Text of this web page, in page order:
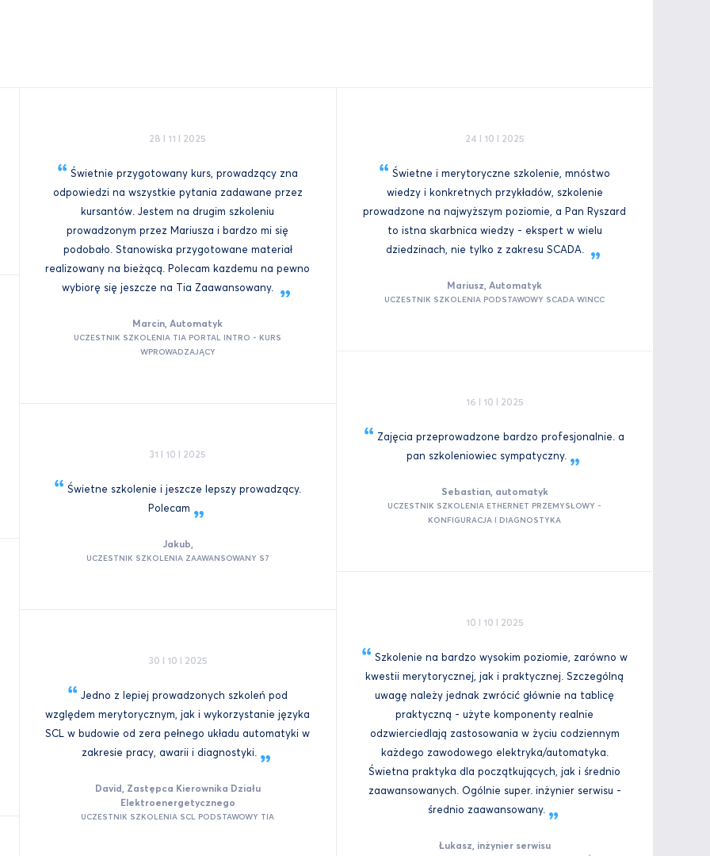
28 I 11 I 2025
Świetnie przygotowany kurs, prowadzący zna
odpowiedzi na wszystkie pytania zadawane przez
kursantów. Jestem na drugim szkoleniu
prowadzonym przez Mariusza i bardzo mi się
podobało. Stanowiska przygotowane materiał
realizowany na bieżącą. Polecam kazdemu na pewno
wybiorę się jeszcze na Tia Zaawansowany.
Marcin, Automatyk
UCZESTNIK SZKOLENIA TIA PORTAL INTRO - KURS
WPROWADZAJĄCY
31 I 10 I 2025
Świetne szkolenie i jeszcze lepszy prowadzący.
Polecam
Jakub,
UCZESTNIK SZKOLENIA ZAAWANSOWANY S7
30 I 10 I 2025
Jedno z lepiej prowadzonych szkoleń pod
względem merytorycznym, jak i wykorzystanie języka
SCL w budowie od zera pełnego układu automatyki w
zakresie pracy, awarii i diagnostyki.
David, Zastępca Kierownika Działu
Elektroenergetycznego
UCZESTNIK SZKOLENIA SCL PODSTAWOWY TIA
24 I 10 I 2025
Świetne i merytoryczne szkolenie, mnóstwo
wiedzy i konkretnych przykładów, szkolenie
prowadzone na najwyższym poziomie, a Pan Ryszard
to istna skarbnica wiedzy - ekspert w wielu
dziedzinach, nie tylko z zakresu SCADA.
Mariusz, Automatyk
UCZESTNIK SZKOLENIA PODSTAWOWY SCADA WINCC
16 I 10 I 2025
Zajęcia przeprowadzone bardzo profesjonalnie. a
pan szkoleniowiec sympatyczny.
Sebastian, automatyk
UCZESTNIK SZKOLENIA ETHERNET PRZEMYSŁOWY -
KONFIGURACJA I DIAGNOSTYKA
10 I 10 I 2025
Szkolenie na bardzo wysokim poziomie, zarówno w
kwestii merytorycznej, jak i praktycznej. Szczególną
uwagę należy jednak zwrócić głównie na tablicę
praktyczną - użyte komponenty realnie
odzwierciedlają zastosowania w życiu codziennym
każdego zawodowego elektryka/automatyka.
Świetna praktyka dla początkujących, jak i średnio
zaawansowanych. Ogólnie super. inżynier serwisu -
średnio zaawansowany.
Łukasz, inżynier serwisu